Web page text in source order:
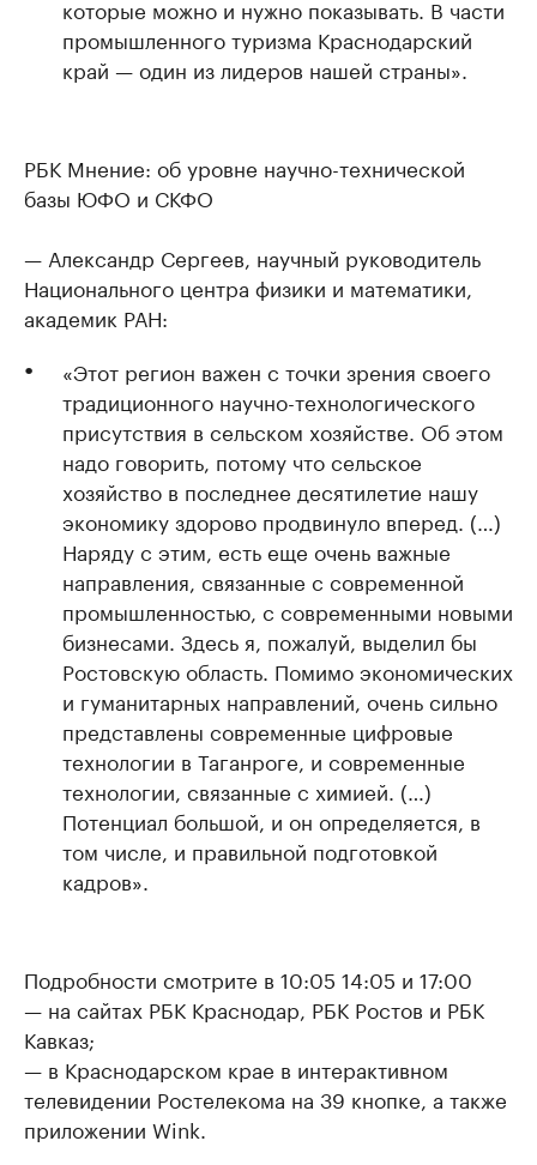
которые можно и нужно показывать. В части
промышленного туризма Краснодарский
край — один из лидеров нашей страны».
РБК Мнение: об уровне научно-технической
базы ЮФО и СКФО
— Александр Сергеев, научный руководитель
Национального центра физики и математики,
академик РАН:
«Этот регион важен с точки зрения своего
традиционного научно-технологического
присутствия в сельском хозяйстве. Об этом
надо говорить, потому что сельское
хозяйство в последнее десятилетие нашу
экономику здорово продвинуло вперед. (…)
Наряду с этим, есть еще очень важные
направления, связанные с современной
промышленностью, с современными новыми
бизнесами. Здесь я, пожалуй, выделил бы
Ростовскую область. Помимо экономических
и гуманитарных направлений, очень сильно
представлены современные цифровые
технологии в Таганроге, и современные
технологии, связанные с химией. (…)
Потенциал большой, и он определяется, в
том числе, и правильной подготовкой
кадров».
Подробности смотрите в 10:05 14:05 и 17:00
— на сайтах РБК Краснодар, РБК Ростов и РБК
Кавказ;
— в Краснодарском крае в интерактивном
телевидении Ростелекома на 39 кнопке, а также
приложении Wink.